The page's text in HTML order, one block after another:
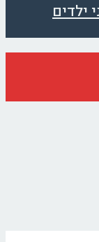
כיתות גני ילדים